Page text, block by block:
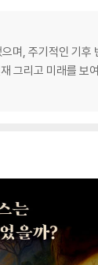
며, 주기적인 기
그리고 미래를 보